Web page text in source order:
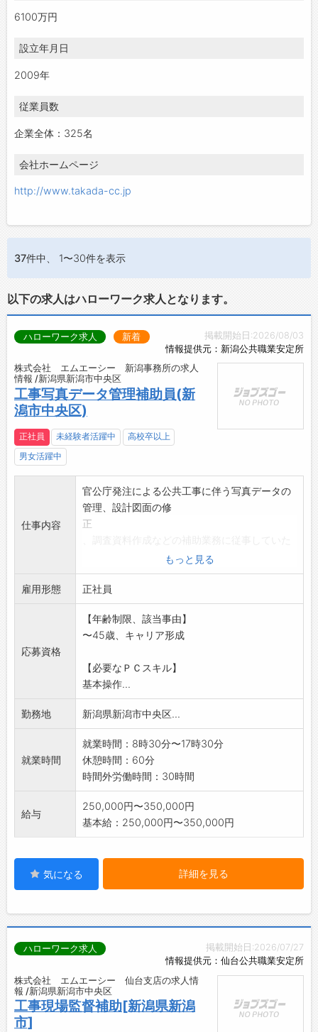
6100万円
設立年月日
2009年
従業員数
企業全体：325名
会社ホームページ
http://www.takada-cc.jp
37件中、 1〜30件を表示
以下の求人はハローワーク求人となります。
掲載開始日:2026/08/03
情報提供元：新潟公共職業安定所
ハローワーク求人 新着
株式会社 エムエーシー 新潟事務所の求人
情報 /新潟県新潟市中央区
工事写真データ管理補助員(新
潟市中央区)
正社員 未経験者活躍中
高校卒以上
男女活躍中
仕事内容
官公庁発注による公共工事に伴う写真データの
管理、設計図面の修
正
*業務上、車を使用する機会:有(社有車有)
変更範囲:なし
もっと見る
雇用形態 正社員
応募資格
【年齢制限、該当事由】
〜45歳、キャリア形成
【必要なＰＣスキル】
基本操作...
勤務地 新潟県新潟市中央区...
就業時間
就業時間：8時30分〜17時30分
休憩時間：60分
時間外労働時間：30時間
給与
250,000円〜350,000円
基本給：250,000円〜350,000円
気になる 詳細を見る
掲載開始日:2026/07/27
情報提供元：仙台公共職業安定所
ハローワーク求人
株式会社 エムエーシー 仙台支店の求人情
報 /新潟県新潟市中央区
工事現場監督補助[新潟県新潟
市]